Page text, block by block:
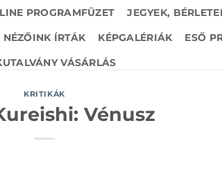
PROGRAMFÜZET JEGYEK,
NÉZŐINK ÍRTÁK KÉPGALÉRIÁK ESŐ
VÁSÁRLÁS
KRITIKÁK
Vénusz